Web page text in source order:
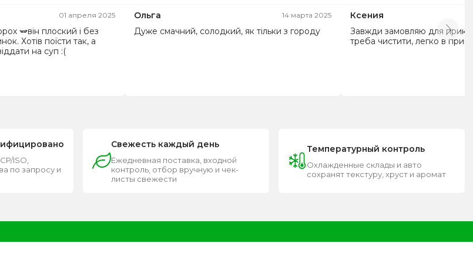
01 апреля 2025
🫛він плоский і без
Хотів поїсти так, а
на суп :(
Ольга 14 марта 2025
Дуже смачний, солодкий, як тільки з городу
Ксения
Завжди замовляю для
треба чистити, легко в
ISO,
по запросу и
Свежесть каждый день
Ежедневная поставка, входной
контроль, отбор вручную и чек-
листы свежести
Температурный контроль
Охлажденные склады и авто
сохранят текстуру, хруст и аромат